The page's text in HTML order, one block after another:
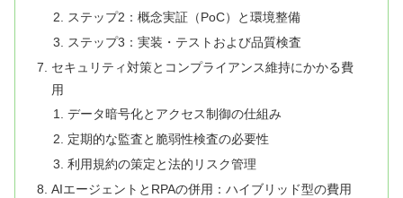
ステップ2：概念実証（PoC）と環境整備
ステップ3：実装・テストおよび品質検査
セキュリティ対策とコンプライアンス維持にかかる費
用
データ暗号化とアクセス制御の仕組み
定期的な監査と脆弱性検査の必要性
利用規約の策定と法的リスク管理
AIエージェントとRPAの併用：ハイブリッド型の費用